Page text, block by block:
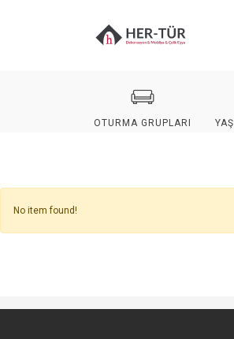
OTURMA GRUPLARI
No item found!